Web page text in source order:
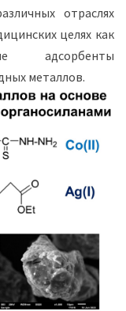
отраслях
целях как
адсорбенты
металлов.